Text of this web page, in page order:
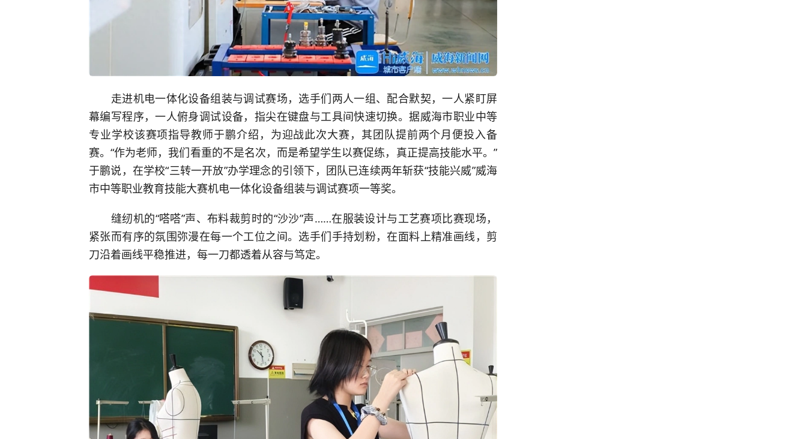
走进机电一体化设备组装与调试赛场，选手们两人一组、配合默契，一人紧盯屏
幕编写程序，一人俯身调试设备，指尖在键盘与工具间快速切换。据威海市职业中等
专业学校该赛项指导教师于鹏介绍，为迎战此次大赛，其团队提前两个月便投入备
赛。“作为老师，我们看重的不是名次，而是希望学生以赛促练，真正提高技能水平。”
于鹏说，在学校“三转一开放”办学理念的引领下，团队已连续两年斩获“技能兴威”威海
市中等职业教育技能大赛机电一体化设备组装与调试赛项一等奖。
缝纫机的“嗒嗒”声、布料裁剪时的“沙沙”声……在服装设计与工艺赛项比赛现场，
紧张而有序的氛围弥漫在每一个工位之间。选手们手持划粉，在面料上精准画线，剪
刀沿着画线平稳推进，每一刀都透着从容与笃定。